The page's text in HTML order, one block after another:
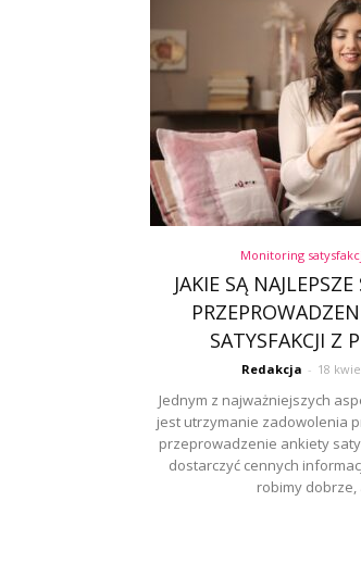
Monitoring
JAKIE SĄ
SATYSFAKCJI Z
Redakcja - 18
Jednym z najważniejszych
jest utrzymanie zadowolenia
przeprowadzenie ankiety
dostarczyć cennych
robimy dobrze,